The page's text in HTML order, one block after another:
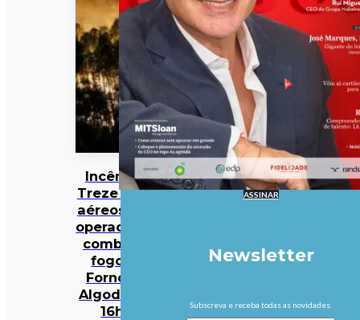
Incêndios:
Treze meios
aéreos e 301
operacionais
combatem
fogo em
Fornos de
Algodres às
16h50
ASSINAR
Newsletter
Subscreva e receba todas as novidades.